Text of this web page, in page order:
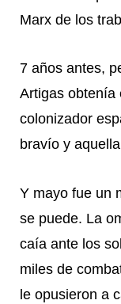
Marx de los
7 años antes,
Artigas obtenía
colonizador
bravío y
Y mayo fue un
se puede. La
caía ante los
miles de
le opusieron a